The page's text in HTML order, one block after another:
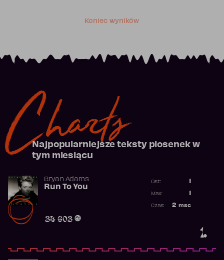
Koniec wyników
Charts
Najpopularniejsze teksty piosenek w
tym miesiącu
1.
Bryan Adams
Run To You
34 603
Ost.:
Max:
2 msc
Czas: